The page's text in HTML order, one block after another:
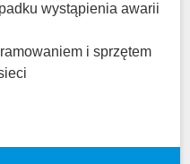
wystąpienia awarii
i sprzętem